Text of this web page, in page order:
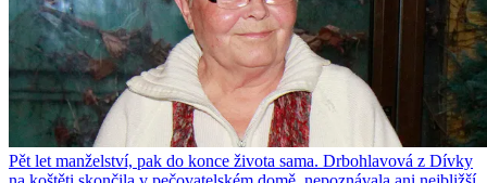
Pět let manželství, pak do konce života sama. Drbohlavová z Dívky